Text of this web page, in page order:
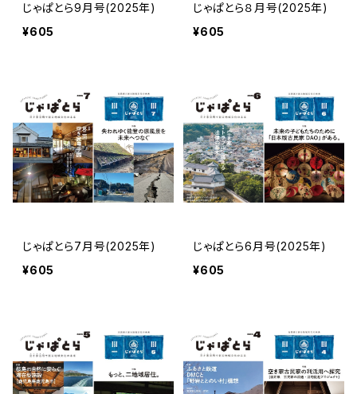
じゃぱとら9月号(2025年)
¥605
じゃぱとら８月号(2025年)
¥605
じゃぱとら7月号(2025年)
¥605
じゃぱとら6月号(2025年)
¥605